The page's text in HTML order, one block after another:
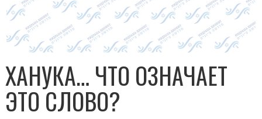
ХАНУКА… ЧТО ОЗНАЧАЕТ
ЭТО СЛОВО?